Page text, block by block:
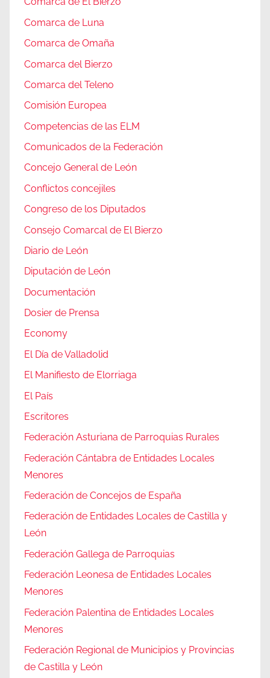
Comarca de Luna
Comarca de Omaña
Comarca del Bierzo
Comarca del Teleno
Comisión Europea
Competencias de las ELM
Comunicados de la Federación
Concejo General de León
Conflictos concejiles
Congreso de los Diputados
Consejo Comarcal de El Bierzo
Diario de León
Diputación de León
Documentación
Dosier de Prensa
Economy
El Día de Valladolid
El Manifiesto de Elorriaga
El País
Escritores
Federación Asturiana de Parroquias Rurales
Federación Cántabra de Entidades Locales
Menores
Federación de Concejos de España
Federación de Entidades Locales de Castilla y
León
Federación Gallega de Parroquias
Federación Leonesa de Entidades Locales
Menores
Federación Palentina de Entidades Locales
Menores
Federación Regional de Municipios y Provincias
de Castilla y León